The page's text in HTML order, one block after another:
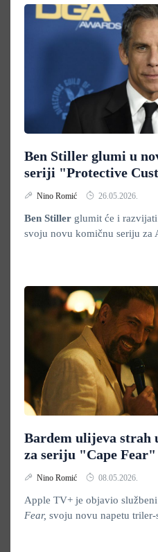
Ben Stiller glumi u
seriji "Protective
Nino Romić 26.05.2026.
Ben Stiller glumit će i razvijati
svoju novu komičnu seriju za
Bardem ulijeva strah
za seriju "Cape Fear"
Nino Romić 08.05.2026.
Apple TV+ je objavio
Fear, svoju novu napetu triler-